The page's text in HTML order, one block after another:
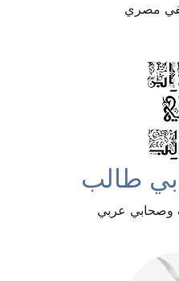
مصري
طالب
وصحابي عربي